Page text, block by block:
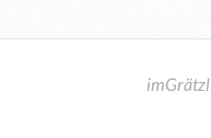
imGrätzl